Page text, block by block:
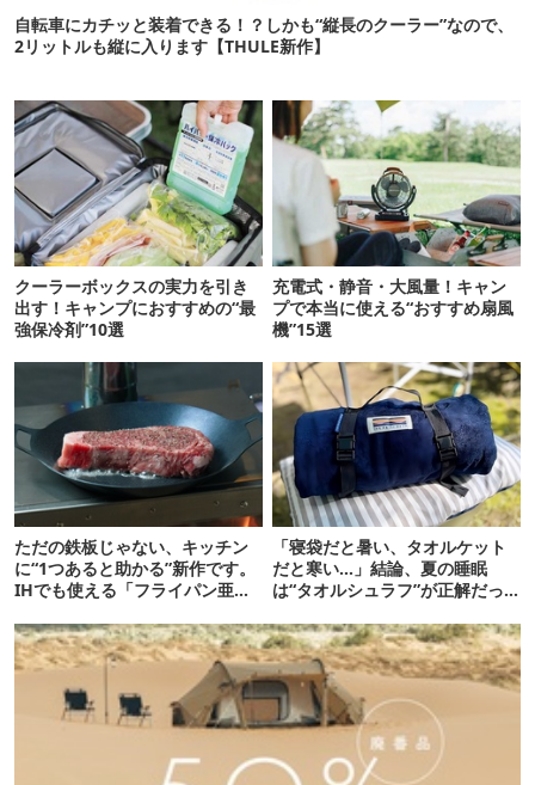
自転車にカチッと装着できる！？しかも“縦長のクーラー”なので、
2リットルも縦に入ります【THULE新作】
クーラーボックスの実力を引き
出す！キャンプにおすすめの“最
強保冷剤”10選
充電式・静音・大風量！キャン
プで本当に使える“おすすめ扇風
機”15選
ただの鉄板じゃない、キッチン
に“1つあると助かる”新作です。
IHでも使える「フライパン亜
「寝袋だと暑い、タオルケット
だと寒い…」結論、夏の睡眠
は“タオルシュラフ”が正解だっ